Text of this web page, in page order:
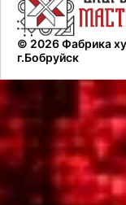
© 2026 Фабрика
г.Бобруйск